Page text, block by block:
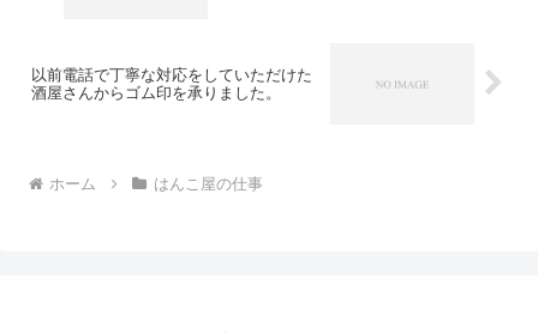
以前電話で丁寧な対応をしていただけた
酒屋さんからゴム印を承りました。
ホーム はんこ屋の仕事